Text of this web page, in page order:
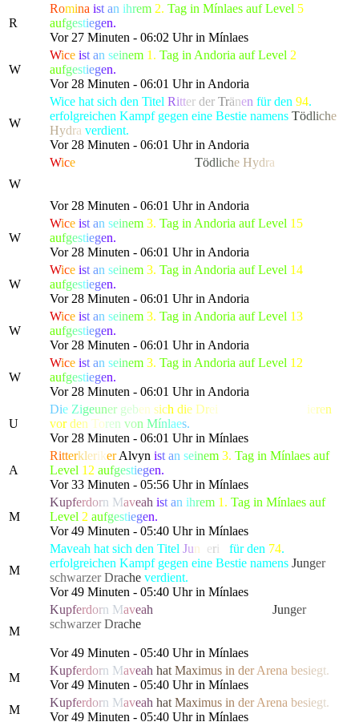
R
Romina ist an ihrem 2. Tag in Mínlaes auf Level 5
aufgestiegen.
Vor 27 Minuten - 06:02 Uhr in Mínlaes
W
Wice ist an seinem 1. Tag in Andoria auf Level 2
aufgestiegen.
Vor 28 Minuten - 06:01 Uhr in Andoria
W
Wice hat sich den Titel Ritter der Tränen für den 94.
erfolgreichen Kampf gegen eine Bestie namens Tödliche
Hydra verdient.
Vor 28 Minuten - 06:01 Uhr in Andoria
W
Wice Tödliche Hydra
Vor 28 Minuten - 06:01 Uhr in Andoria
W
Wice ist an seinem 3. Tag in Andoria auf Level 15
aufgestiegen.
Vor 28 Minuten - 06:01 Uhr in Andoria
W
Wice ist an seinem 3. Tag in Andoria auf Level 14
aufgestiegen.
Vor 28 Minuten - 06:01 Uhr in Andoria
W
Wice ist an seinem 3. Tag in Andoria auf Level 13
aufgestiegen.
Vor 28 Minuten - 06:01 Uhr in Andoria
W
Wice ist an seinem 3. Tag in Andoria auf Level 12
aufgestiegen.
Vor 28 Minuten - 06:01 Uhr in Andoria
U
Die Zigeuner geben sich die Drei ieren
vorden Toren von Mínlaes.
Vor 28 Minuten - 06:01 Uhr in Mínlaes
A
RitterklerikerAlvyn ist an seinem 3. Tag in Mínlaes auf
Level 12 aufgestiegen.
Vor 33 Minuten - 05:56 Uhr in Mínlaes
M
Kupferdorn Maveah ist an ihrem 1. Tag in Mínlaes auf
Level 2 aufgestiegen.
Vor 49 Minuten - 05:40 Uhr in Mínlaes
M
Maveah hat sich den Titel Jun eri für den 74.
erfolgreichen Kampf gegen eine Bestie namens Junger
schwarzer Drache verdient.
Vor 49 Minuten - 05:40 Uhr in Mínlaes
M
Kupferdorn Maveah Junger
schwarzer Drache
Vor 49 Minuten - 05:40 Uhr in Mínlaes
M
Kupferdorn Maveah hat Maximus in derArena besiegt.
Vor 49 Minuten - 05:40 Uhr in Mínlaes
M
Kupferdorn Maveah hat Maximus in derArena besiegt.
Vor 49 Minuten - 05:40 Uhr in Mínlaes